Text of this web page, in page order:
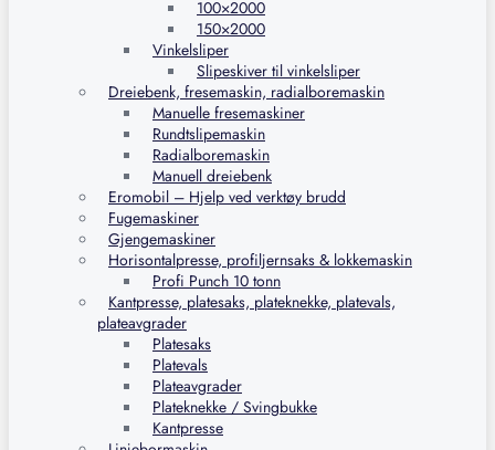
100×2000
150×2000
Vinkelsliper
Slipeskiver til vinkelsliper
Dreiebenk, fresemaskin, radialboremaskin
Manuelle fresemaskiner
Rundtslipemaskin
Radialboremaskin
Manuell dreiebenk
Eromobil – Hjelp ved verktøy brudd
Fugemaskiner
Gjengemaskiner
Horisontalpresse, profiljernsaks & lokkemaskin
Profi Punch 10 tonn
Kantpresse, platesaks, plateknekke, platevals,
plateavgrader
Platesaks
Platevals
Plateavgrader
Plateknekke / Svingbukke
Kantpresse